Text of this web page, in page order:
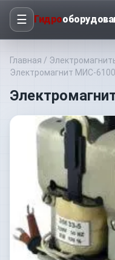
☰ Гидро
Главная /
Электромагнит МИС-6100